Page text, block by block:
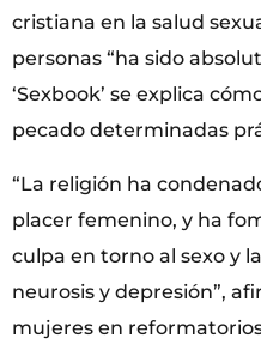
cristiana en la salud
personas “ha sido
‘Sexbook’ se explica
pecado determinadas
“La religión ha
placer femenino, y ha
culpa en torno al sexo y
neurosis y depresión”,
mujeres en